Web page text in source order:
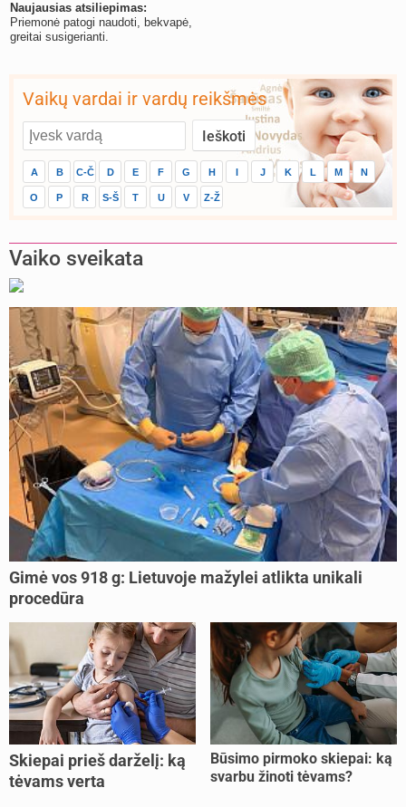
Naujausias atsiliepimas:
Priemonė patogi naudoti, bekvapė,
greitai susigerianti.
Vaikų vardai ir vardų reikšmės
A B C-Č D E F G H I J K L M N
O P R S-Š T U V Z-Ž
Vaiko sveikata
Gimė vos 918 g: Lietuvoje mažylei atlikta unikali
procedūra
Skiepai prieš darželį: ką
tėvams verta
Būsimo pirmoko skiepai: ką
svarbu žinoti tėvams?